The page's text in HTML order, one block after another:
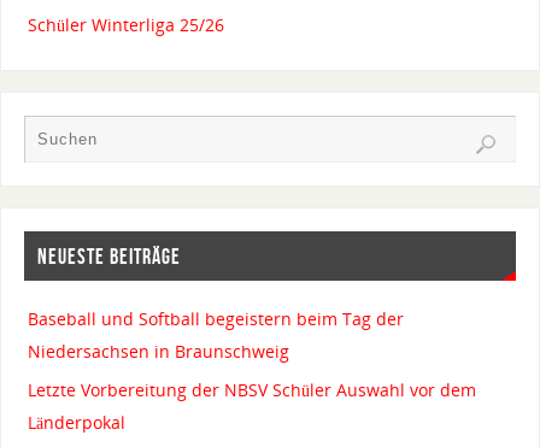
Schüler Winterliga 25/26
NEUESTE BEITRÄGE
Baseball und Softball begeistern beim Tag der
Niedersachsen in Braunschweig
Letzte Vorbereitung der NBSV Schüler Auswahl vor dem
Länderpokal